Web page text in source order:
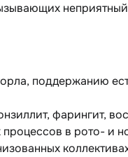
неприятный
поддержанию
фарингит,
в рото- и